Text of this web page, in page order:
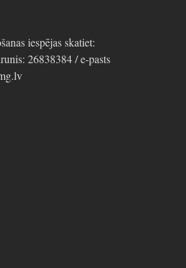
iespējas skatiet:
26838384 / e-pasts